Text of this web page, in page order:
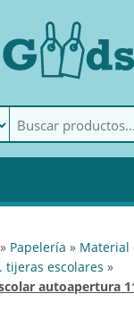
Papelería
My
online
» papelería »
tijeras escolares »